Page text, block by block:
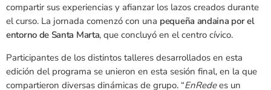
compartir sus experiencias y afianzar los lazos creados durante
el curso. La jornada comenzó con una pequeña andaina por el
entorno de Santa Marta, que concluyó en el centro cívico.
Participantes de los distintos talleres desarrollados en esta
edición del programa se unieron en esta sesión final, en la que
compartieron diversas dinámicas de grupo. “EnRedees un